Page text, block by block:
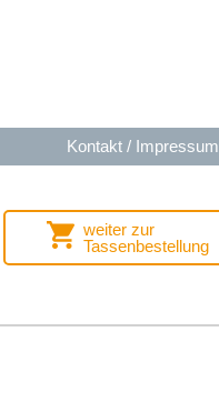
Kontakt / Impressum
weiter zur
Tassenbestellung